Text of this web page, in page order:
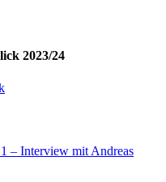
2023/24
– Interview mit Andreas